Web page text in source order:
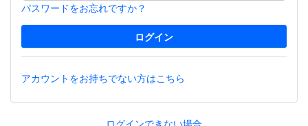
パスワードをお忘れですか？
アカウントをお持ちでない方はこちら
ログインできない場合